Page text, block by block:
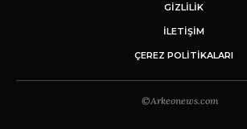
GİZLİLİK
İLETIŞIM
ÇEREZ POLITIKALARI
©Arkeonews.com